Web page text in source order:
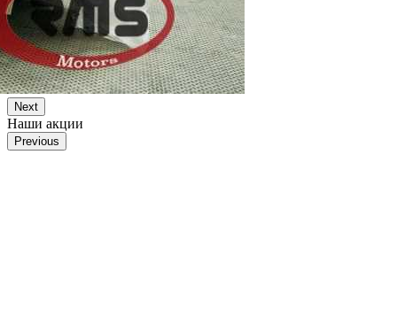
Next
Наши акции
Previous